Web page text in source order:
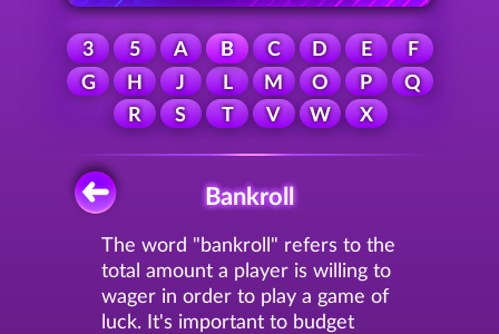
3 5 A B C D E
F
G
H J L M O P
Q
R
S T V W X
Bankroll
The word "bankroll" refers to the
total amount a player is willing to
wager in order to play a game of
luck. It's important to budget